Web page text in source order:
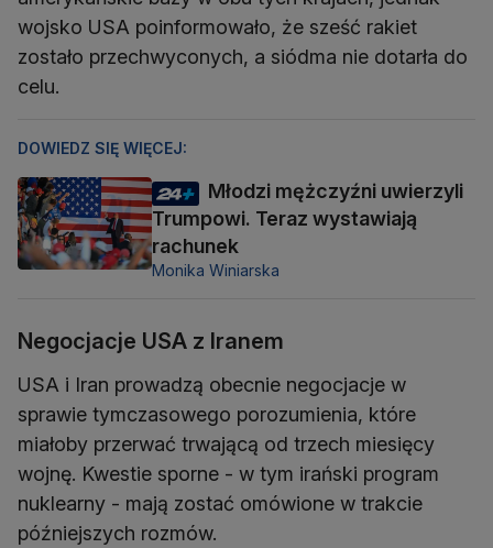
wojsko USA poinformowało, że sześć rakiet
zostało przechwyconych, a siódma nie dotarła do
celu.
DOWIEDZ SIĘ WIĘCEJ:
Młodzi mężczyźni uwierzyli
Trumpowi. Teraz wystawiają
rachunek
Monika Winiarska
Negocjacje USA z Iranem
USA i Iran prowadzą obecnie negocjacje w
sprawie tymczasowego porozumienia, które
miałoby przerwać trwającą od trzech miesięcy
wojnę. Kwestie sporne - w tym irański program
nuklearny - mają zostać omówione w trakcie
późniejszych rozmów.